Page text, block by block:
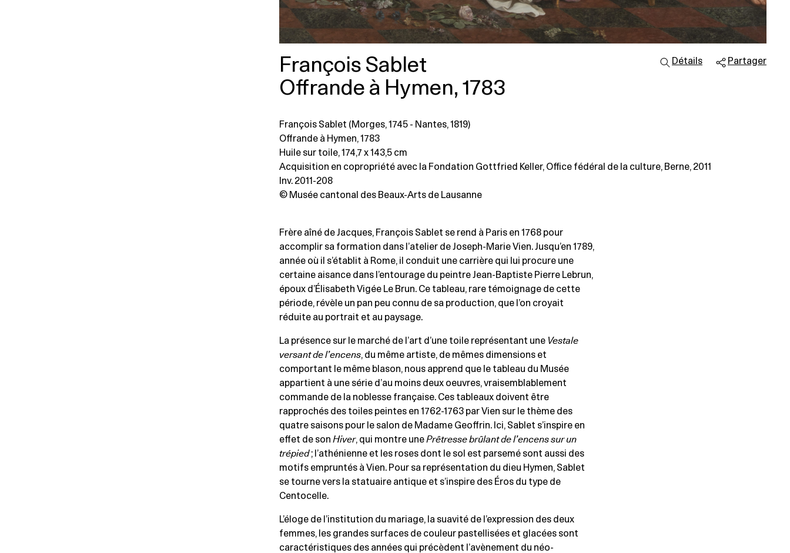
François Sablet
Offrande à Hymen, 1783
Détails Partager
François Sablet (Morges, 1745 - Nantes, 1819)
Offrande à Hymen, 1783
Huile sur toile, 174,7 x 143,5 cm
Acquisition en copropriété avec la Fondation Gottfried Keller, Office fédéral de la culture, Berne, 2011
Inv. 2011-208
© Musée cantonal des Beaux-Arts de Lausanne
Frère aîné de Jacques, François Sablet se rend à Paris en 1768 pour
accomplir sa formation dans l’atelier de Joseph-Marie Vien. Jusqu’en 1789,
année où il s’établit à Rome, il conduit une carrière qui lui procure une
certaine aisance dans l’entourage du peintre Jean-Baptiste Pierre Lebrun,
époux d’Élisabeth Vigée Le Brun. Ce tableau, rare témoignage de cette
période, révèle un pan peu connu de sa production, que l’on croyait
réduite au portrait et au paysage.
La présence sur le marché de l’art d’une toile représentant une Vestale
versant de l’encens, du même artiste, de mêmes dimensions et
comportant le même blason, nous apprend que le tableau du Musée
appartient à une série d’au moins deux oeuvres, vraisemblablement
commande de la noblesse française. Ces tableaux doivent être
rapprochés des toiles peintes en 1762-1763 par Vien sur le thème des
quatre saisons pour le salon de Madame Geoffrin. Ici, Sablet s’inspire en
effet de son Hiver, qui montre unePrêtresse brûlant de l’encens sur un
trépied; l’athénienne et les roses dont le sol est parsemé sont aussi des
motifs empruntés à Vien. Pour sa représentation du dieu Hymen, Sablet
se tourne vers la statuaire antique et s’inspire des Éros du type de
Centocelle.
L’éloge de l’institution du mariage, la suavité de l’expression des deux
femmes, les grandes surfaces de couleur pastellisées et glacées sont
caractéristiques des années qui précèdent l’avènement du néo-